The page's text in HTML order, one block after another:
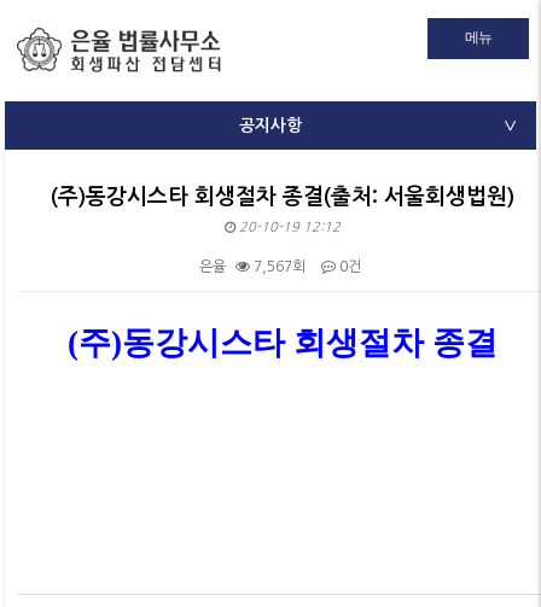
메뉴
공지사항 ∨
(주)동강시스타 회생절차 종결(출처: 서울회생법원)
20-10-19 12:12
은율 7,567회 0건
(주)동강시스타 회생절차 종결